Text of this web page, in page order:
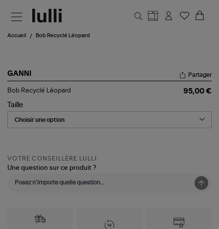
Accueil Bob Recyclé Léopard
GANNI
Bob
Léopard
Partager
Bob Recyclé Léopard
95,00 €
Taille
VOTRE CONSEILLÈRE LULLI
Une question sur ce produit ?